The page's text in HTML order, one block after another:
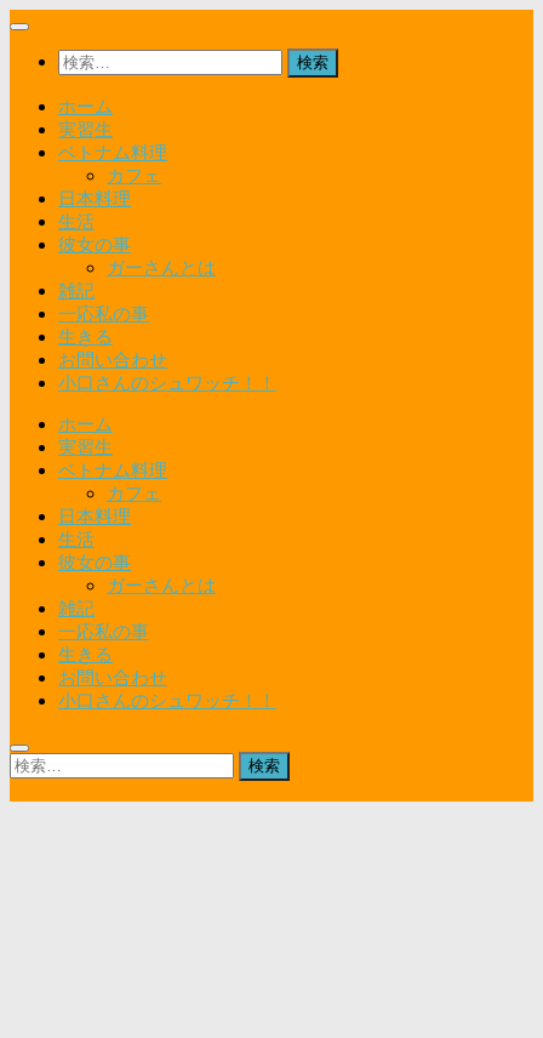
コ
検
索:
ホーム
実習生
ベトナム料理
カフェ
日本料理
生活
彼女の事
ガーさんとは
雑記
一応私の事
生きる
お問い合わせ
小口さんのシュワッチ！！
ホーム
実習生
ベトナム料理
カフェ
日本料理
生活
彼女の事
ガーさんとは
雑記
一応私の事
生きる
お問い合わせ
小口さんのシュワッチ！！
検
索: